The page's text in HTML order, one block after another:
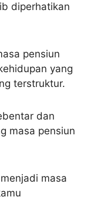
diperhatikan
pensiun
yang
terstruktur.
dan
masa pensiun
masa